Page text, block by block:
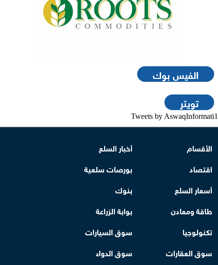
الفيس بوك
تويتر
Tweets by AswaqInformati1
الأقسام
أخبار السلع
اقتصاد
بورصات سلعية
أسعار السلع
بنوك
طاقة ومعادن
بوابة الزراعة
تكنولوجيا
سوق السيارات
سوق العقارات
سوق الدواء